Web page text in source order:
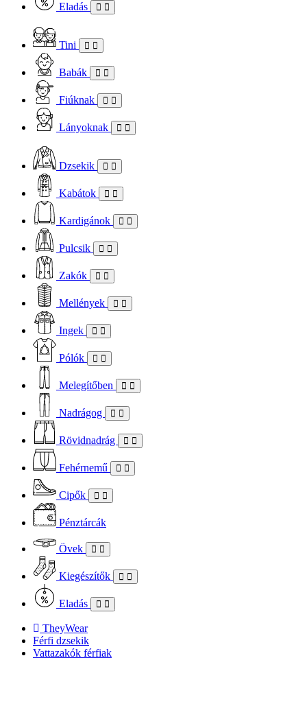
Eladás
Tini
Babák
Fiúknak
Lányoknak
Dzsekik
Kabátok
Kardigánok
Pulcsik
Zakók
Mellények
Ingek
Pólók
Melegítőben
Nadrágog
Rövidnadrág
Fehérnemű
Cipők
Pénztárcák
Övek
Kiegészítők
Eladás
TheyWear
Férfi dzsekik
Vattazakók férfiak